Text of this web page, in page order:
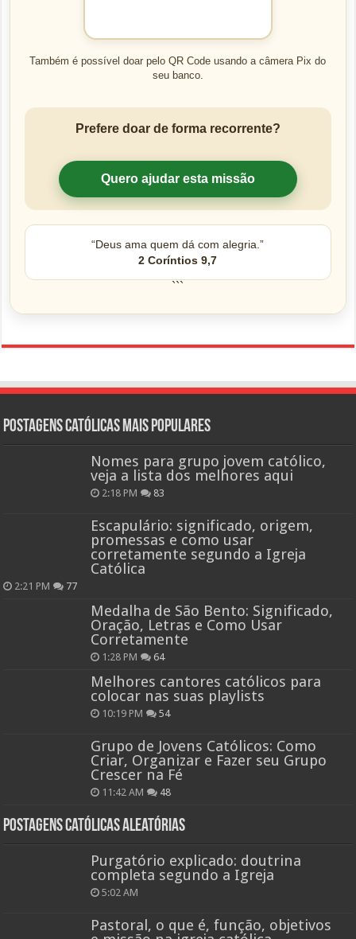
Também é possível doar pelo QR Code usando a câmera Pix do
seu banco.
Prefere doar de forma recorrente?
Quero ajudar esta missão
“Deus ama quem dá com alegria.”
2 Coríntios 9,7
```
Postagens católicas mais Populares
Nomes para grupo jovem católico,
veja a lista dos melhores aqui
2:18 PM 83
Escapulário: significado, origem,
promessas e como usar
corretamente segundo a Igreja
Católica
2:21 PM 77
Medalha de São Bento: Significado,
Oração, Letras e Como Usar
Corretamente
1:28 PM 64
Melhores cantores católicos para
colocar nas suas playlists
10:19 PM 54
Grupo de Jovens Católicos: Como
Criar, Organizar e Fazer seu Grupo
Crescer na Fé
11:42 AM 48
Postagens católicas aleatórias
Purgatório explicado: doutrina
completa segundo a Igreja
5:02 AM
Pastoral, o que é, função, objetivos